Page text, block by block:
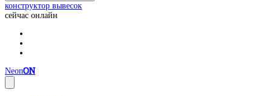
конструктор вывесок
сейчас онлайн
NeonON